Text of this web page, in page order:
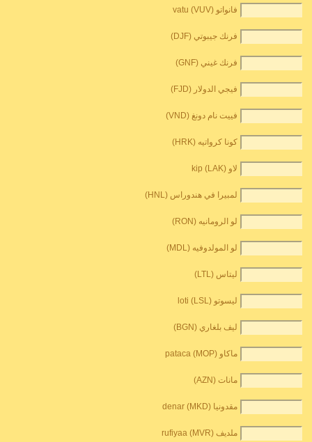
فانواتو vatu (VUV)
فرنك جيبوتي (DJF)
فرنك غيني (GNF)
فيجي الدولار (FJD)
فييت نام دونغ (VND)
كونا كرواتيه (HRK)
لاو kip (LAK)
لمبيرا في هندوراس (HNL)
لو الرومانيه (RON)
لو المولدوفيه (MDL)
ليتاس (LTL)
ليسوتو loti (LSL)
ليف بلغاري (BGN)
ماكاو pataca (MOP)
مانات (AZN)
مقدونيا denar (MKD)
ملديف rufiyaa (MVR)